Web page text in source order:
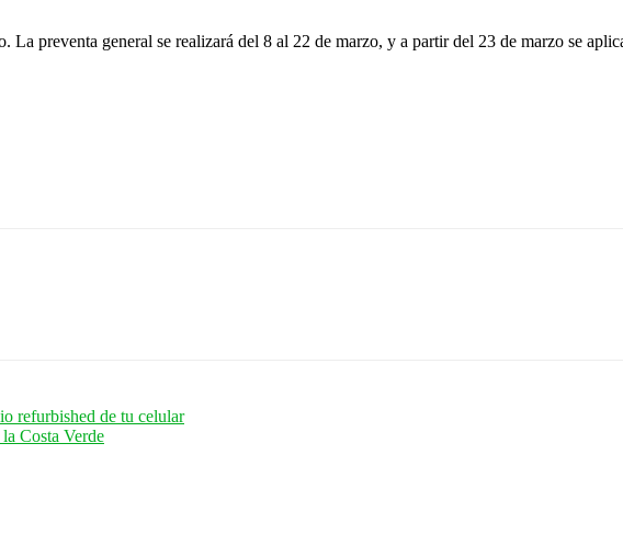
preventa general se realizará del 8 al 22 de marzo, y a partir del 23 de marzo se
refurbished de tu celular
Costa Verde